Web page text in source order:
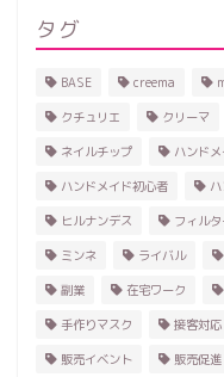
タグ
BASE creema
クチュリエ クリーマ
ネイルチップ ハンドメ
ハンドメイド初心者
ヒルナンデス フィル
ミンネ ライバル
副業 在宅ワーク
手作りマスク 接客対応
販売イベント 販売促進